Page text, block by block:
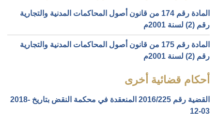
المادة رقم 174 من قانون أصول المحاكمات المدنية والتجارية
رقم (2) لسنة 2001م
المادة رقم 175 من قانون أصول المحاكمات المدنية والتجارية
رقم (2) لسنة 2001م
أحكام قضائية أخرى
القضية رقم ‎225‏/‎2016‏ المنعقدة في محكمة النقض بتاريخ ‎2018-
12-03‏